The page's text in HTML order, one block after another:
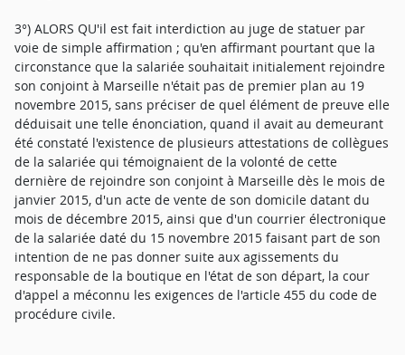
3°) ALORS QU'il est fait interdiction au juge de statuer par
voie de simple affirmation ; qu'en affirmant pourtant que la
circonstance que la salariée souhaitait initialement rejoindre
son conjoint à Marseille n'était pas de premier plan au 19
novembre 2015, sans préciser de quel élément de preuve elle
déduisait une telle énonciation, quand il avait au demeurant
été constaté l'existence de plusieurs attestations de collègues
de la salariée qui témoignaient de la volonté de cette
dernière de rejoindre son conjoint à Marseille dès le mois de
janvier 2015, d'un acte de vente de son domicile datant du
mois de décembre 2015, ainsi que d'un courrier électronique
de la salariée daté du 15 novembre 2015 faisant part de son
intention de ne pas donner suite aux agissements du
responsable de la boutique en l'état de son départ, la cour
d'appel a méconnu les exigences de l'article 455 du code de
procédure civile.